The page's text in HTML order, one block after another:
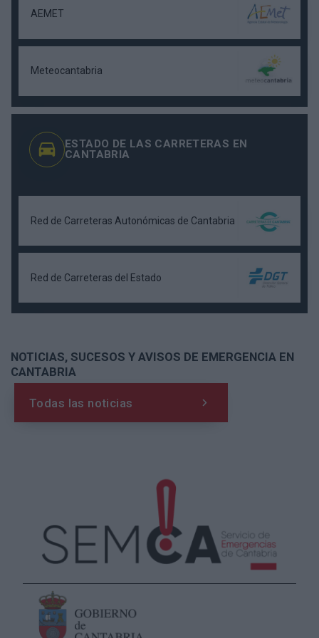
AEMET
Meteocantabria
ESTADO DE LAS CARRETERAS EN
CANTABRIA
Red de Carreteras Autonómicas de Cantabria
Red de Carreteras del Estado
NOTICIAS, SUCESOS Y AVISOS DE EMERGENCIA EN
CANTABRIA
Todas las noticias